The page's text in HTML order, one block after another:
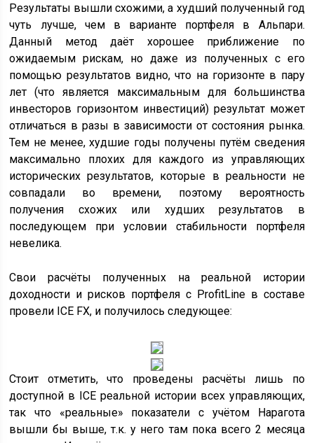
Результаты вышли схожими, а худший полученный год
чуть лучше, чем в варианте портфеля в Альпари.
Данный метод даёт хорошее приближение по
ожидаемым рискам, но даже из полученных с его
помощью результатов видно, что на горизонте в пару
лет (что является максимальным для большинства
инвесторов горизонтом инвестиций) результат может
отличаться в разы в зависимости от состояния рынка.
Тем не менее, худшие годы получены путём сведения
максимально плохих для каждого из управляющих
исторических результатов, которые в реальности не
совпадали во времени, поэтому вероятность
получения схожих или худших результатов в
последующем при условии стабильности портфеля
невелика.
Свои расчёты полученных на реальной истории
доходности и рисков портфеля с ProfitLine в составе
провели ICE FX, и получилось следующее:
Стоит отметить, что проведены расчёты лишь по
доступной в ICE реальной истории всех управляющих,
так что «реальные» показатели с учётом Нарагота
вышли бы выше, т.к. у него там пока всего 2 месяца